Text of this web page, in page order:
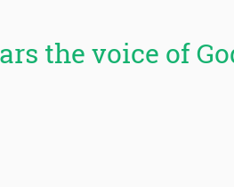
the voice of